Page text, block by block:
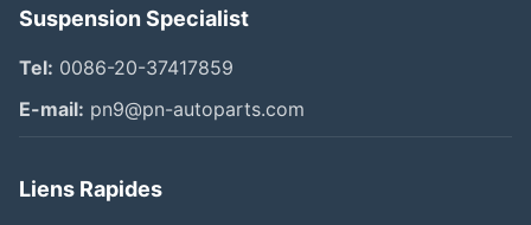
Suspension Specialist
Tel: 0086-20-37417859
E-mail: pn9@pn-autoparts.com
Liens Rapides